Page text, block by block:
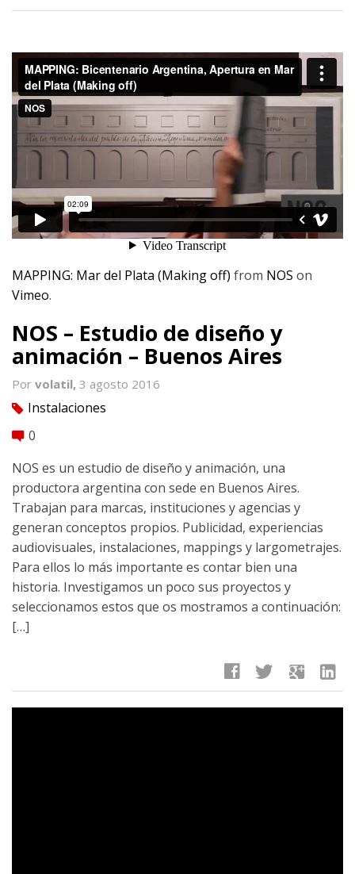
MAPPING: Mar del Plata (Making off) from NOS on
Vimeo.
NOS – Estudio de diseño y
animación – Buenos Aires
Por volatil, 3 agosto 2016
tag Instalaciones
comment 0
NOS es un estudio de diseño y animación, una
productora argentina con sede en Buenos Aires.
Trabajan para marcas, instituciones y agencias y
generan conceptos propios. Publicidad, experiencias
audiovisuales, instalaciones, mappings y largometrajes.
Para ellos lo más importante es contar bien una
historia. Investigamos un poco sus proyectos y
seleccionamos estos que os mostramos a continuación:
[…]
facebook twitter google linkedin